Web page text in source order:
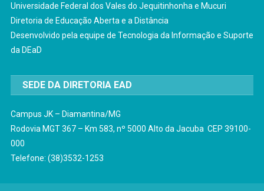
Universidade Federal dos Vales do Jequitinhonha e Mucuri
Diretoria de Educação Aberta e a Distância
Desenvolvido pela equipe de Tecnologia da Informação e Suporte
da DEaD
SEDE DA DIRETORIA EAD
Campus JK – Diamantina/MG
Rodovia MGT 367 – Km 583, nº 5000 Alto da Jacuba CEP 39100-
000
Telefone: (38)3532-1253